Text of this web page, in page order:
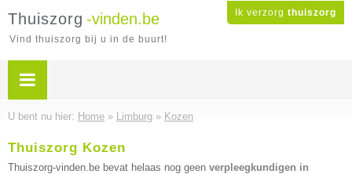
Ik verzorg thuiszorg
Thuiszorg -vinden.be
Vind thuiszorg bij u in de buurt!
U bent nu hier: Home » Limburg » Kozen
Thuiszorg Kozen
Thuiszorg-vinden.be bevat helaas nog geen verpleegkundigen in